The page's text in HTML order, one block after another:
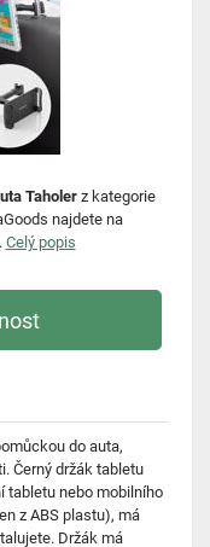
Taholer z kategorie
najdete na
Celý popis
do auta,
Černý držák tabletu
tabletu nebo mobilního
z ABS plastu), má
Držák má